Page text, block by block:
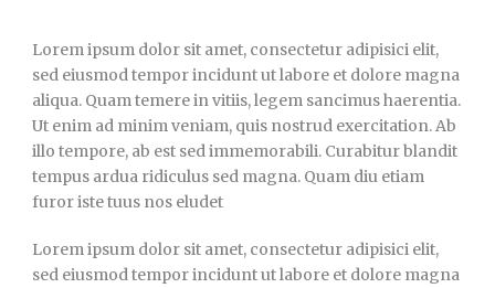
Lorem ipsum dolor sit amet, consectetur adipisici elit,
sed eiusmod tempor incidunt ut labore et dolore magna
aliqua. Quam temere in vitiis, legem sancimus haerentia.
Ut enim ad minim veniam, quis nostrud exercitation. Ab
illo tempore, ab est sed immemorabili. Curabitur blandit
tempus ardua ridiculus sed magna. Quam diu etiam
furor iste tuus nos eludet
Lorem ipsum dolor sit amet, consectetur adipisici elit,
sed eiusmod tempor incidunt ut labore et dolore magna